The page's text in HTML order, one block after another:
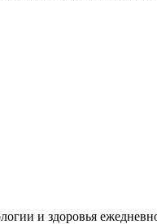
и здоровья